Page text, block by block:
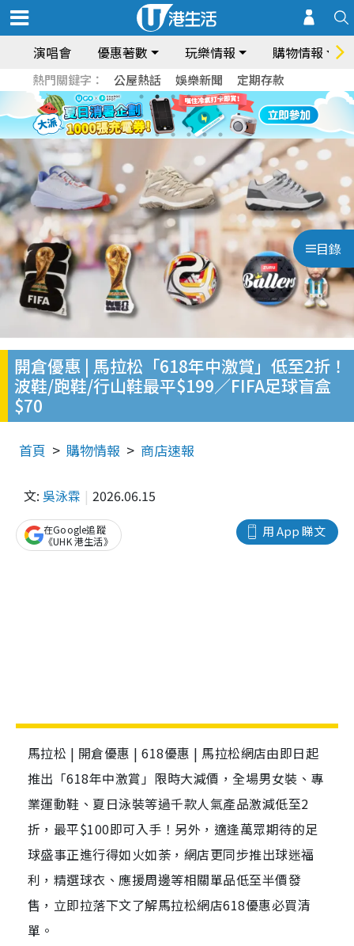
演唱會 優惠著數 玩樂情報 購物情報
熱門關鍵字： 公屋熱話 娛樂新聞 定期存款
目錄
開倉優惠 | 馬拉松「618年中激賞」低至2折！
波鞋/跑鞋/行山鞋最平$199／FIFA足球盲盒
$70
首頁 購物情報 商店速報
文: 吳泳霖 2026.06.15
用 App 睇文
在Google追蹤
《UHK 港生活》
馬拉松 | 開倉優惠 | 618優惠 | 馬拉松網店由即日起
推出「618年中激賞」限時大減價，全場男女裝、專
業運動鞋、夏日泳裝等過千款人氣產品激減低至2
折，最平$100即可入手！另外，適逢萬眾期待的足
球盛事正進行得如火如荼，網店更同步推出球迷福
利，精選球衣、應援周邊等相關單品低至半價發
售，立即拉落下文了解馬拉松網店618優惠必買清
單。